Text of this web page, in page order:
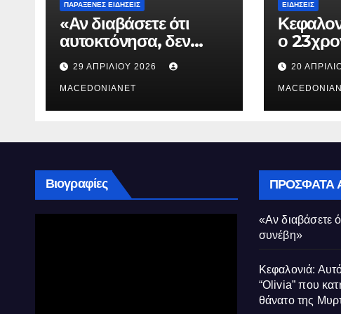
ΠΑΡΆΞΕΝΕΣ ΕΙΔΉΣΕΙΣ
«Αν διαβάσετε ότι
αυτοκτόνησα, δεν
συνέβη»
29 ΑΠΡΙΛΊΟΥ 2026
MACEDONIANET
ΕΙΔΉΣΕΙΣ
ο
που
τον
Μυρτούς
20
Βιογραφίες ΠΡΌΣΦΑΤΑ
«Αν διαβάσετε
συνέβη»
Κεφαλονιά:
“Olivia” που
θάνατο της